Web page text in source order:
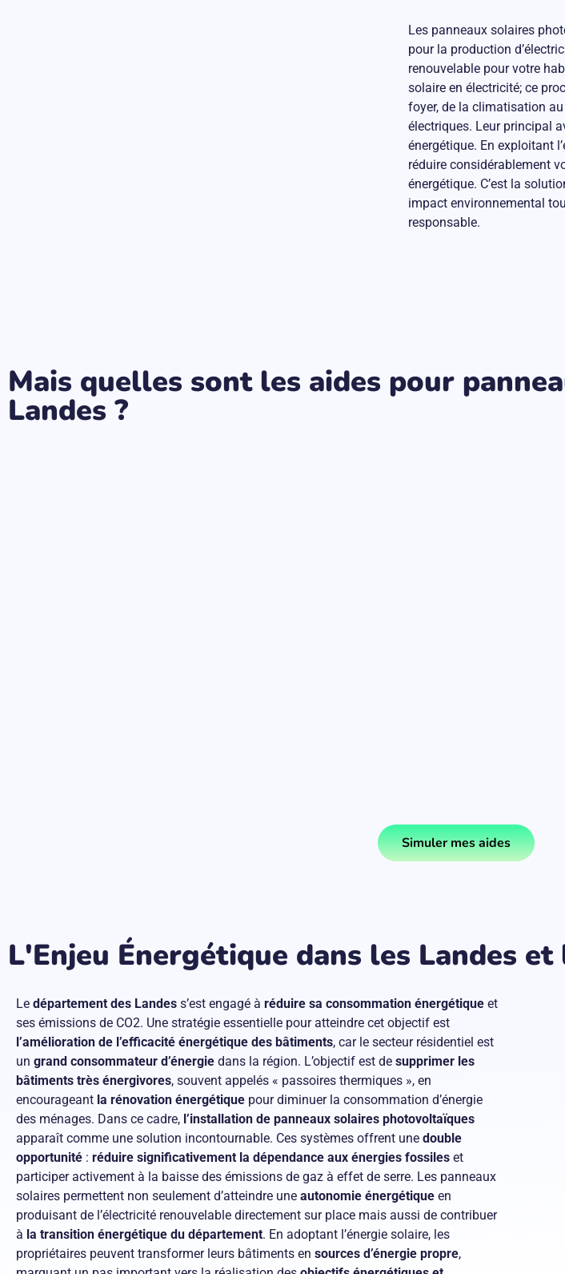
Les panneaux solaires
pour la production
renouvelable pour votre
solaire en électricité; ce
foyer, de la climatisation
électriques. Leur principal
énergétique. En exploitant
réduire considérablement
énergétique. C’est la
impact environnemental
responsable.
Mais quelles sont les aides pour
Landes ?
Simuler mes aides
L'Enjeu Énergétique dans les Landes et
Le département des Landes s’est engagé à réduire sa consommation énergétique et
ses émissions de CO2. Une stratégie essentielle pour atteindre cet objectif est
l’amélioration de l’efficacité énergétique des bâtiments, car le secteur résidentiel est
un grand consommateur d’énergie dans la région. L’objectif est de supprimer les
bâtiments très énergivores, souvent appelés « passoires thermiques », en
encourageant la rénovation énergétique pour diminuer la consommation d’énergie
des ménages. Dans ce cadre, l’installation de panneaux solaires photovoltaïques
apparaît comme une solution incontournable. Ces systèmes offrent une double
opportunité : réduire significativement la dépendance aux énergies fossiles et
participer activement à la baisse des émissions de gaz à effet de serre. Les panneaux
solaires permettent non seulement d’atteindre une autonomie énergétique en
produisant de l’électricité renouvelable directement sur place mais aussi de contribuer
à la transition énergétique du département. En adoptant l’énergie solaire, les
propriétaires peuvent transformer leurs bâtiments en sources d’énergie propre,